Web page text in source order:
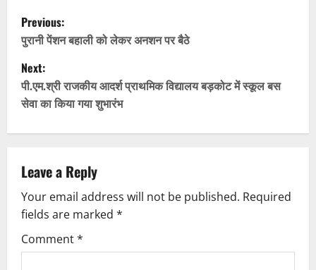
P
o
s
t
n
a
v
i
g
Previous:
पुरानी पेंशन बहाली को लेकर अनशन पर बैठे
Next:
पी.एम.श्री राजकीय आदर्श प्राथमिक विद्यालय बड़कोट में स्कूल बस
सेवा का किया गया शुभारंभ
Leave a Reply
Your email address will not be published. Required
fields are marked *
Comment*